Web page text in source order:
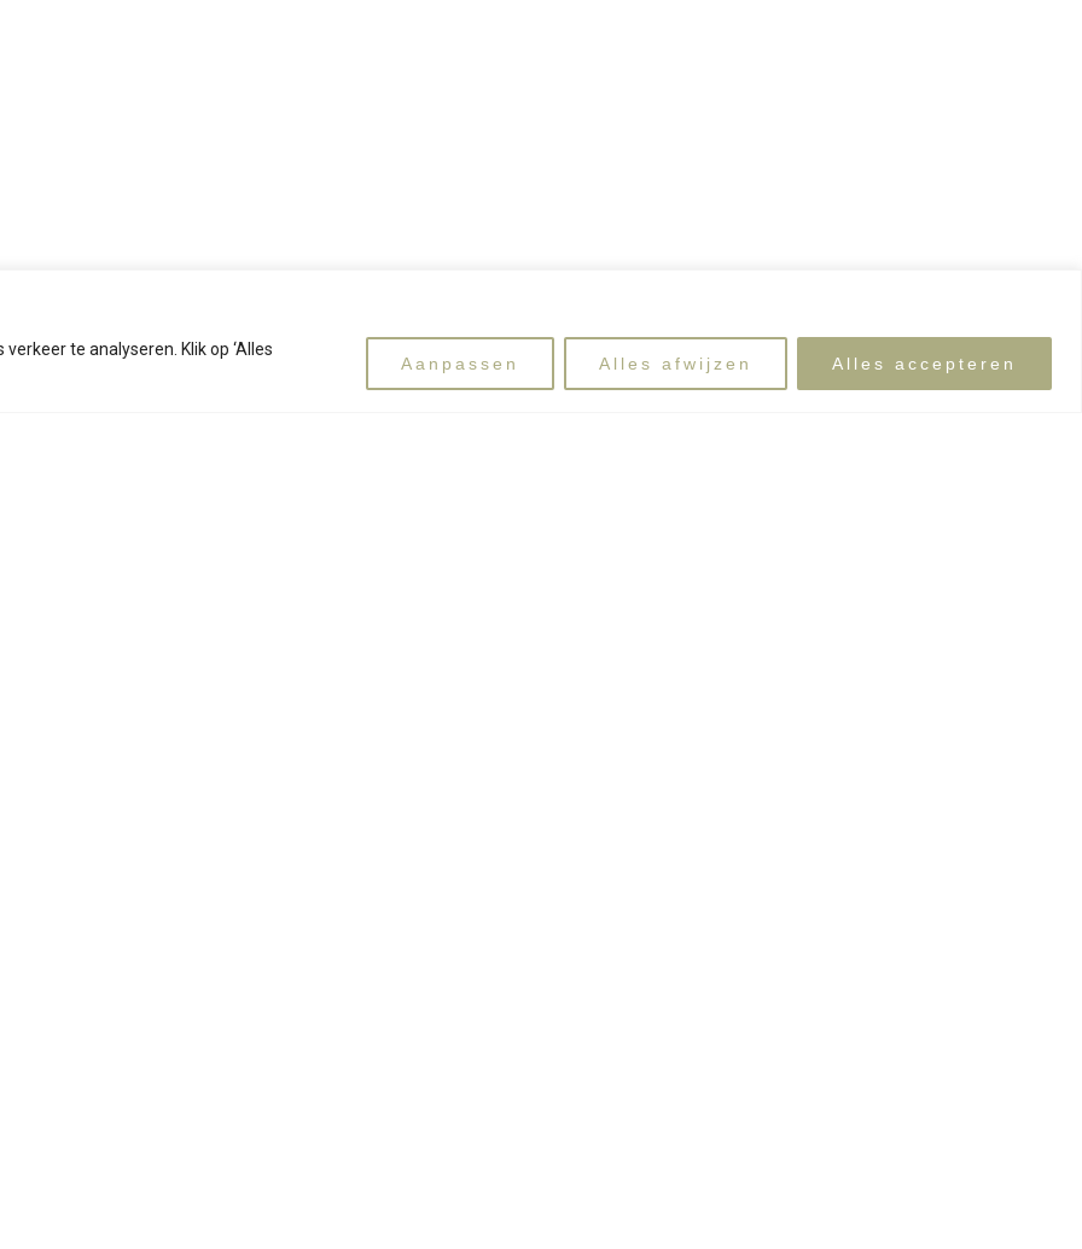
te analyseren. Klik op ‘Alles
Aanpassen Alles afwijzen Alles accepteren